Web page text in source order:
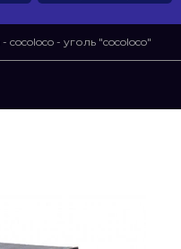
- cocoloco - уголь "cocoloco"